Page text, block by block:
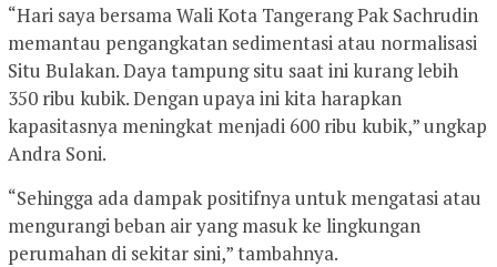
“Hari saya bersama Wali Kota Tangerang Pak Sachrudin
memantau pengangkatan sedimentasi atau normalisasi
Situ Bulakan. Daya tampung situ saat ini kurang lebih
350 ribu kubik. Dengan upaya ini kita harapkan
kapasitasnya meningkat menjadi 600 ribu kubik,” ungkap
Andra Soni.
“Sehingga ada dampak positifnya untuk mengatasi atau
mengurangi beban air yang masuk ke lingkungan
perumahan di sekitar sini,” tambahnya.